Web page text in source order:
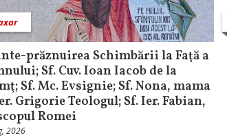
prăznuirea Schimbării la Faţă a
Sf. Cuv. Ioan Iacob de la
Sf. Mc. Evsignie; Sf. Nona, mama
Grigorie Teologul; Sf. Ier. Fabian,
Romei
2026